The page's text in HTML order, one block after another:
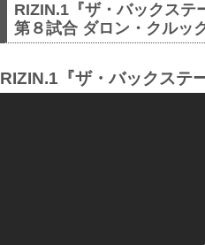
R­IZIN.1『ザ・バックステ
第８試合 ダロン・クルッ
RIZIN.1『ザ・バックステ